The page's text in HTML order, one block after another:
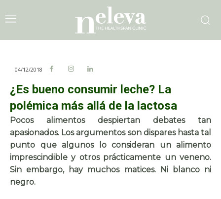
04/12/2018
¿Es bueno consumir leche? La
polémica más allá de la lactosa
Pocos alimentos despiertan debates tan
apasionados. Los argumentos son dispares hasta tal
punto que algunos lo consideran un alimento
imprescindible y otros prácticamente un veneno.
Sin embargo, hay muchos matices. Ni blanco ni
negro.